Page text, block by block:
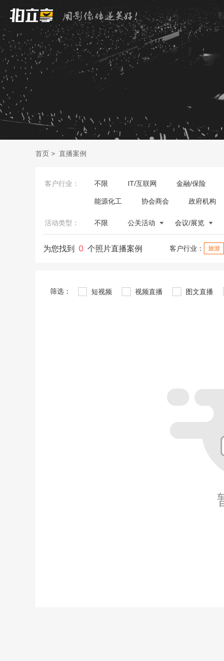
首页 > 直播案例
客户行业： 不限 IT/互联网 金融/保险
能源化工 协会商会 政府机构
活动类型： 不限 公关活动 会议/展览
为您找到 0 个照片直播案例 客户行业： 旅游
筛选： 短视频 视频直播 图文直播